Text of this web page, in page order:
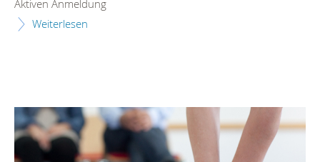
Aktiven Anmeldung
Weiterlesen